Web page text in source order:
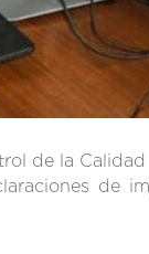
de la
de